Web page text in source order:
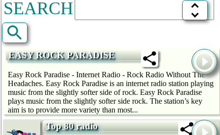
SEARCH
EASY ROCK PARADISE
Easy Rock Paradise - Internet Radio - Rock Radio Without The
Headaches. Easy Rock Paradise is an internet radio station playing
music from the slightly softer side of rock. Easy Rock Paradise
plays music from the slightly softer side rock. The station’s key
aim is to provide more variety than most...
Top 80 radio